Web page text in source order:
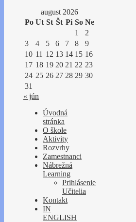
august 2026
Po Ut St Št Pi So Ne
1
2
3
4 5 6 7 8
9
10 11 12 13 14 15 16
17 18 19 20 21 22 23
24 25 26 27 28 29 30
31
« jún
Úvodná
stránka
O škole
Aktivity
Rozvrhy
Zamestnanci
Nábrežná
Learning
Prihlásenie
Učitelia
Kontakt
IN
ENGLISH